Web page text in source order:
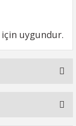
uygundur.